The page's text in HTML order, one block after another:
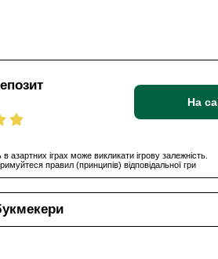
На
в азартних іграх може викликати ігрову залежність.
правил (принципів) відповідальної гри